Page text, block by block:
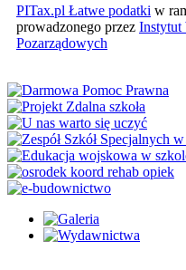
PITax.pl Łatwe podatki w
prowadzonego przez Instytut
Pozarządowych